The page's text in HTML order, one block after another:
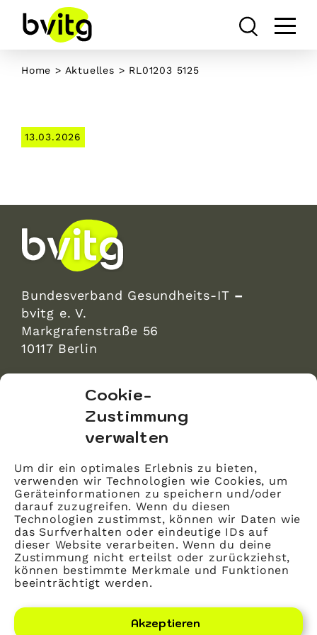
Cookie-
Zustimmung
verwalten
Um dir ein optimales Erlebnis zu bieten,
verwenden wir Technologien wie Cookies, um
Geräteinformationen zu speichern und/oder
darauf zuzugreifen. Wenn du diesen
Technologien zustimmst, können wir Daten wie
das Surfverhalten oder eindeutige IDs auf
dieser Website verarbeiten. Wenn du deine
Zustimmung nicht erteilst oder zurückziehst,
können bestimmte Merkmale und Funktionen
beeinträchtigt werden.
Akzeptieren
content
Home > Aktuelles > RL01203 5125
13.03.2026
Bundesverband Gesundheits-IT –
bvitg e. V.
Markgrafenstraße 56
10117 Berlin
Markgrafenstraße 56
10117 Berlin
Impressum
Kontakt
Datenschutz
Mitglied werden
LinkedIn
YouTube